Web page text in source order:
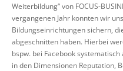
Weiterbildung“ von FOCUS-
vergangenen Jahr konnten wir
Bildungseinrichtungen sichern,
abgeschnitten haben. Hierbei
bspw. bei Facebook
in den Dimensionen Reputation,